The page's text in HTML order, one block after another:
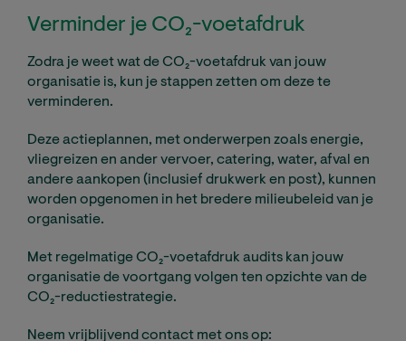
Verminder je CO₂-voetafdruk
Zodra je weet wat de CO₂-voetafdruk van jouw
organisatie is, kun je stappen zetten om deze te
verminderen.
Deze actieplannen, met onderwerpen zoals energie,
vliegreizen en ander vervoer, catering, water, afval en
andere aankopen (inclusief drukwerk en post), kunnen
worden opgenomen in het bredere milieubeleid van je
organisatie.
Met regelmatige CO₂-voetafdruk audits kan jouw
organisatie de voortgang volgen ten opzichte van de
CO₂-reductiestrategie.
Neem vrijblijvend contact met ons op: